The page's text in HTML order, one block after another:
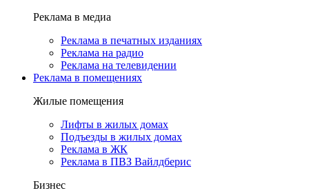
Реклама в медиа
Реклама в печатных изданиях
Реклама на радио
Реклама на телевидении
Реклама в помещениях
Жилые помещения
Лифты в жилых домах
Подъезды в жилых домах
Реклама в ЖК
Реклама в ПВЗ Вайлдберис
Бизнес